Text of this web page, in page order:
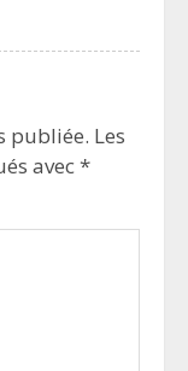
publiée. Les
avec*